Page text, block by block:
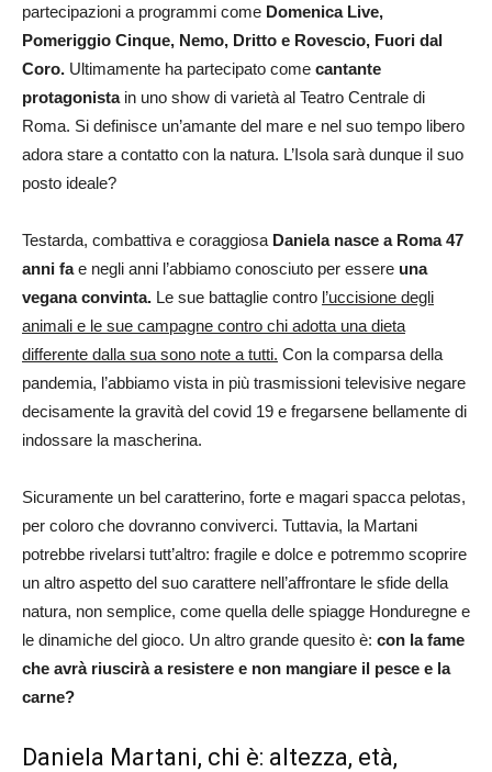
partecipazioni a programmi come Domenica Live,
Pomeriggio Cinque, Nemo, Dritto e Rovescio, Fuori dal
Coro. Ultimamente ha partecipato come cantante
protagonistain uno show di varietà al Teatro Centrale di
Roma. Si definisce un’amante del mare e nel suo tempo libero
adora stare a contatto con la natura. L’Isola sarà dunque il suo
posto ideale?
Testarda, combattiva e coraggiosa Daniela nasce a Roma 47
anni fae negli anni l’abbiamo conosciuto per essere una
vegana convinta. Le sue battaglie contro l’uccisione degli
animali e le sue campagne contro chi adotta una dieta
differente dalla sua sono note a tutti. Con la comparsa della
pandemia, l’abbiamo vista in più trasmissioni televisive negare
decisamente la gravità del covid 19 e fregarsene bellamente di
indossare la mascherina.
Sicuramente un bel caratterino, forte e magari spacca pelotas,
per coloro che dovranno conviverci. Tuttavia, la Martani
potrebbe rivelarsi tutt’altro: fragile e dolce e potremmo scoprire
un altro aspetto del suo carattere nell’affrontare le sfide della
natura, non semplice, come quella delle spiagge Honduregne e
le dinamiche del gioco. Un altro grande quesito è: con la fame
che avrà riuscirà a resistere e non mangiare il pesce e la
carne?
Daniela Martani, chi è: altezza, età,